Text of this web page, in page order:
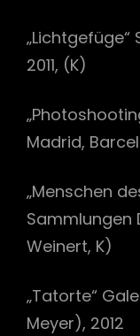
„Lichtgefüge“
2011, (K)
Madrid,
„Menschen
Sammlungen
Weinert, K)
„Tatorte“
Meyer), 2012